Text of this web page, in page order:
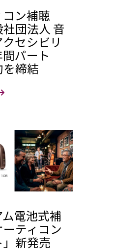
ン補聴
団法人 音
セシビリ
パート
締結
電池式補
ティコン
新発売